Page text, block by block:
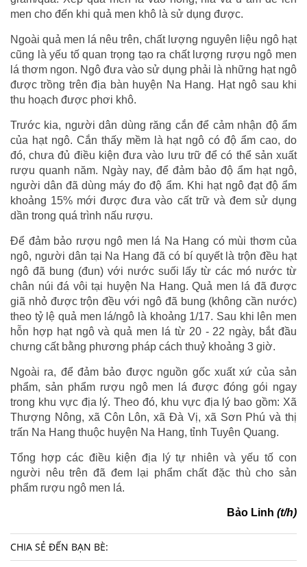
men cho đến khi quả men khô là sử dụng được.
Ngoài quả men lá nêu trên, chất lượng nguyên liệu ngô hạt
cũng là yếu tố quan trọng tạo ra chất lượng rượu ngô men
lá thơm ngon. Ngô đưa vào sử dụng phải là những hạt ngô
được trồng trên địa bàn huyện Na Hang. Hạt ngô sau khi
thu hoạch được phơi khô.
Trước kia, người dân dùng răng cắn để cảm nhận độ ẩm
của hạt ngô. Cắn thấy mềm là hạt ngô có độ ẩm cao, do
đó, chưa đủ điều kiện đưa vào lưu trữ để có thể sản xuất
rượu quanh năm. Ngày nay, để đảm bảo độ ẩm hạt ngô,
người dân đã dùng máy đo độ ẩm. Khi hạt ngô đạt độ ẩm
khoảng 15% mới được đưa vào cất trữ và đem sử dụng
dần trong quá trình nấu rượu.
Để đảm bảo rượu ngô men lá Na Hang có mùi thơm của
ngô, người dân tại Na Hang đã có bí quyết là trộn đều hạt
ngô đã bung (đun) với nước suối lấy từ các mó nước từ
chân núi đá vôi tại huyện Na Hang. Quả men lá đã được
giã nhỏ được trộn đều với ngô đã bung (không cần nước)
theo tỷ lệ quả men lá/ngô là khoảng 1/17. Sau khi lên men
hỗn hợp hạt ngô và quả men lá từ 20 - 22 ngày, bắt đầu
chưng cất bằng phương pháp cách thuỷ khoảng 3 giờ.
Ngoài ra, để đảm bảo được nguồn gốc xuất xứ của sản
phẩm, sản phẩm rượu ngô men lá được đóng gói ngay
trong khu vực địa lý. Theo đó, khu vực địa lý bao gồm: Xã
Thượng Nông, xã Côn Lôn, xã Đà Vị, xã Sơn Phú và thị
trấn Na Hang thuộc huyện Na Hang, tỉnh Tuyên Quang.
Tổng hợp các điều kiện địa lý tự nhiên và yếu tố con
người nêu trên đã đem lại phẩm chất đặc thù cho sản
phẩm rượu ngô men lá.
Bảo Linh (t/h)
CHIA SẺ ĐẾN BẠN BÈ: